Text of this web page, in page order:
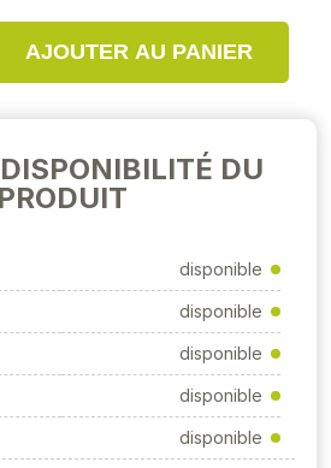
AJOUTER AU PANIER
DU
PRODUIT
disponible
disponible
disponible
disponible
disponible